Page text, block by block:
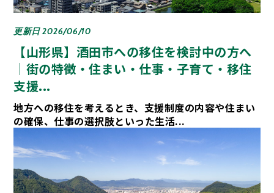
更新日 2026/06/10
【山形県】酒田市への移住を検討中の方へ
｜街の特徴・住まい・仕事・子育て・移住
支援...
地方への移住を考えるとき、支援制度の内容や住まい
の確保、仕事の選択肢といった生活...